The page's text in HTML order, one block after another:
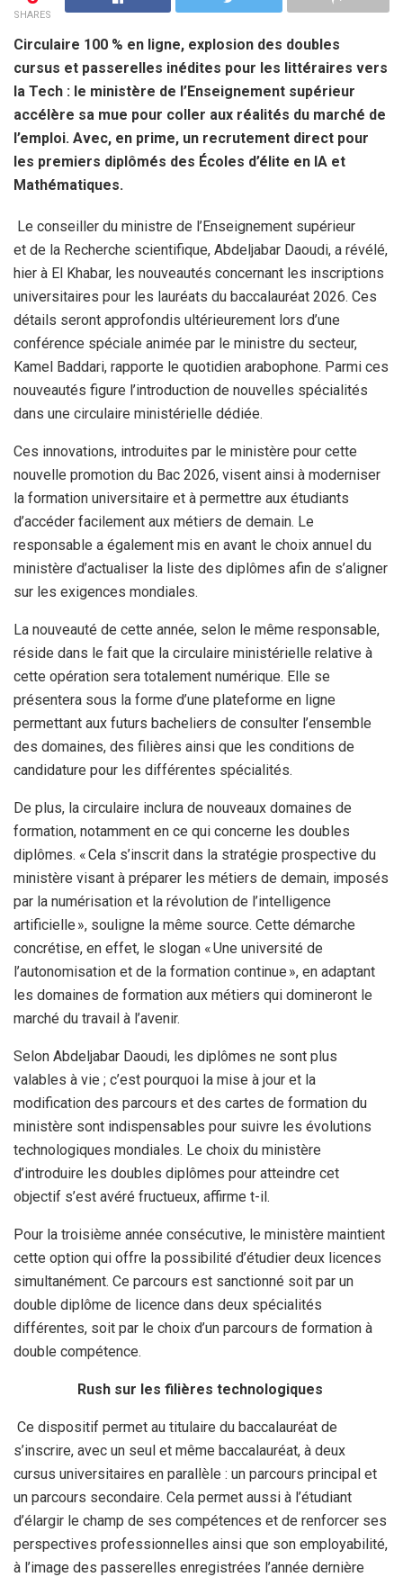
SHARES
Circulaire 100 % en ligne, explosion des doubles
cursus et passerelles inédites pour les littéraires vers
la Tech : le ministère de l’Enseignement supérieur
accélère sa mue pour coller aux réalités du marché de
l’emploi. Avec, en prime, un recrutement direct pour
les premiers diplômés des Écoles d’élite en IA et
Mathématiques.
Le conseiller du ministre de l’Enseignement supérieur
et de la Recherche scientifique, Abdeljabar Daoudi, a révélé,
hier à El Khabar, les nouveautés concernant les inscriptions
universitaires pour les lauréats du baccalauréat 2026. Ces
détails seront approfondis ultérieurement lors d’une
conférence spéciale animée par le ministre du secteur,
Kamel Baddari, rapporte le quotidien arabophone. Parmi ces
nouveautés figure l’introduction de nouvelles spécialités
dans une circulaire ministérielle dédiée.
Ces innovations, introduites par le ministère pour cette
nouvelle promotion du Bac 2026, visent ainsi à moderniser
la formation universitaire et à permettre aux étudiants
d’accéder facilement aux métiers de demain. Le
responsable a également mis en avant le choix annuel du
ministère d’actualiser la liste des diplômes afin de s’aligner
sur les exigences mondiales.
La nouveauté de cette année, selon le même responsable,
réside dans le fait que la circulaire ministérielle relative à
cette opération sera totalement numérique. Elle se
présentera sous la forme d’une plateforme en ligne
permettant aux futurs bacheliers de consulter l’ensemble
des domaines, des filières ainsi que les conditions de
candidature pour les différentes spécialités.
De plus, la circulaire inclura de nouveaux domaines de
formation, notamment en ce qui concerne les doubles
diplômes. « Cela s’inscrit dans la stratégie prospective du
ministère visant à préparer les métiers de demain, imposés
par la numérisation et la révolution de l’intelligence
artificielle », souligne la même source. Cette démarche
concrétise, en effet, le slogan « Une université de
l’autonomisation et de la formation continue », en adaptant
les domaines de formation aux métiers qui domineront le
marché du travail à l’avenir.
Selon Abdeljabar Daoudi, les diplômes ne sont plus
valables à vie ; c’est pourquoi la mise à jour et la
modification des parcours et des cartes de formation du
ministère sont indispensables pour suivre les évolutions
technologiques mondiales. Le choix du ministère
d’introduire les doubles diplômes pour atteindre cet
objectif s’est avéré fructueux, affirme t-il.
Pour la troisième année consécutive, le ministère maintient
cette option qui offre la possibilité d’étudier deux licences
simultanément. Ce parcours est sanctionné soit par un
double diplôme de licence dans deux spécialités
différentes, soit par le choix d’un parcours de formation à
double compétence.
Rush sur les filières technologiques
Ce dispositif permet au titulaire du baccalauréat de
s’inscrire, avec un seul et même baccalauréat, à deux
cursus universitaires en parallèle : un parcours principal et
un parcours secondaire. Cela permet aussi à l’étudiant
d’élargir le champ de ses compétences et de renforcer ses
perspectives professionnelles ainsi que son employabilité,
à l’image des passerelles enregistrées l’année dernière